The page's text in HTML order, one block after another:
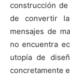
construcción
de convertir
mensajes de
no encuentra
utopía de
concretamente